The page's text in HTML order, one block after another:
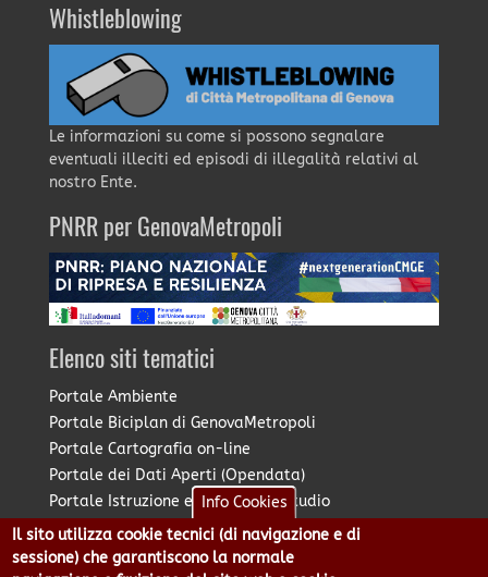
Whistleblowing
Le informazioni su come si possono segnalare
eventuali illeciti ed episodi di illegalità relativi al
nostro Ente.
PNRR per GenovaMetropoli
Elenco siti tematici
Portale Ambiente
Portale Biciplan di GenovaMetropoli
Portale Cartografia on-line
Portale dei Dati Aperti (Opendata)
Portale Istruzione e Diritto allo Studio
Portale Marketing Territoriale
Portale Piano Strategico Metropolitano
Info Cookies
Il sito utilizza cookie tecnici (di navigazione e di
sessione) che garantiscono la normale